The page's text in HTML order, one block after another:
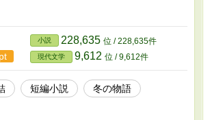
小説 228,635 位 / 228,635件
現代文学 9,612 位 / 9,612件
短編小説
冬の物語